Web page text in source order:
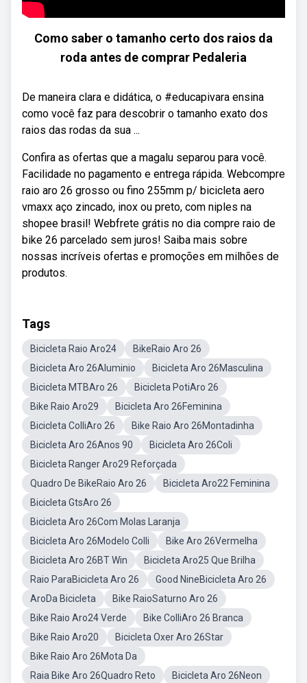
Como saber o tamanho certo dos raios da
roda antes de comprar Pedaleria
De maneira clara e didática, o #educapivara ensina
como você faz para descobrir o tamanho exato dos
raios das rodas da sua ...
Confira as ofertas que a magalu separou para você.
Facilidade no pagamento e entrega rápida. Webcompre
raio aro 26 grosso ou fino 255mm p/ bicicleta aero
vmaxx aço zincado, inox ou preto, com niples na
shopee brasil! Webfrete grátis no dia compre raio de
bike 26 parcelado sem juros! Saiba mais sobre
nossas incríveis ofertas e promoções em milhões de
produtos.
Tags
Bicicleta Raio Aro24
BikeRaio Aro 26
Bicicleta Aro 26Aluminio
Bicicleta Aro 26Masculina
Bicicleta MTBAro 26
Bicicleta PotiAro 26
Bike Raio Aro29
Bicicleta Aro 26Feminina
Bicicleta ColliAro 26
Bike Raio Aro 26Montadinha
Bicicleta Aro 26Anos 90
Bicicleta Aro 26Coli
Bicicleta Ranger Aro29 Reforçada
Quadro De BikeRaio Aro 26
Bicicleta Aro22 Feminina
Bicicleta GtsAro 26
Bicicleta Aro 26Com Molas Laranja
Bicicleta Aro 26Modelo Colli
Bike Aro 26Vermelha
Bicicleta Aro 26BT Win
Bicicleta Aro25 Que Brilha
Raio ParaBicicleta Aro 26
Good NineBicicleta Aro 26
AroDa Bicicleta
Bike RaioSaturno Aro 26
Bike Raio Aro24 Verde
Bike ColliAro 26 Branca
Bike Raio Aro20
Bicicleta Oxer Aro 26Star
Bike Raio Aro 26Mota Da
Raia Bike Aro 26Quadro Reto
Bicicleta Aro 26Neon